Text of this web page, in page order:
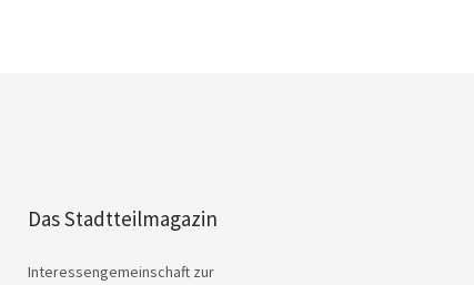
Das Stadtteilmagazin
Interessengemeinschaft zur